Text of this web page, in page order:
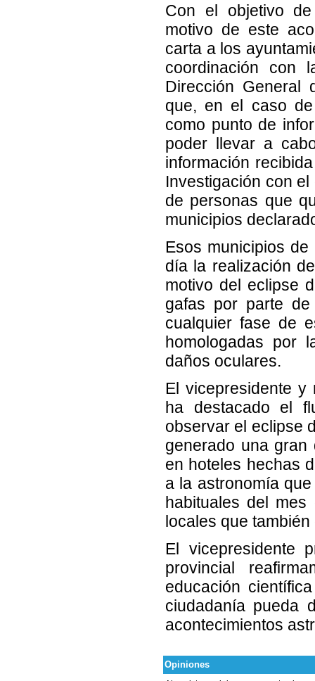
Con el objetivo
motivo de este
carta a los
coordinación con
Dirección General
que, en el caso
como punto de
poder llevar a
información
Investigación con
de personas que
municipios
Esos municipios
día la realización
motivo del eclipse
gafas por parte
cualquier fase de
homologadas por
daños oculares.
El vicepresidente y
ha destacado el
observar el eclipse
generado una
en hoteles hechas
a la astronomía
habituales del
locales que
El vicepresidente
provincial
educación
ciudadanía pueda
acontecimientos
Opiniones